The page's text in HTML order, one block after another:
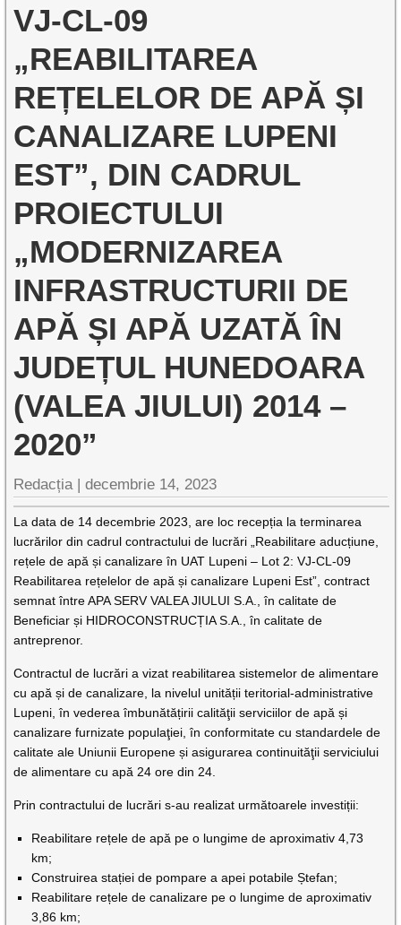
VJ-CL-09
„REABILITAREA
REȚELELOR DE APĂ ȘI
CANALIZARE LUPENI
EST”, DIN CADRUL
PROIECTULUI
„MODERNIZAREA
INFRASTRUCTURII DE
APĂ ȘI APĂ UZATĂ ÎN
JUDEȚUL HUNEDOARA
(VALEA JIULUI) 2014 –
2020”
Redacția |decembrie 14, 2023
La data de 14 decembrie 2023, are loc recepția la terminarea
lucrărilor din cadrul contractului de lucrări „Reabilitare aducțiune,
rețele de apă și canalizare în UAT Lupeni – Lot 2: VJ-CL-09
Reabilitarea rețelelor de apă și canalizare Lupeni Est”, contract
semnat între APA SERV VALEA JIULUI S.A., în calitate de
Beneficiar și HIDROCONSTRUCȚIA S.A., în calitate de
antreprenor.
Contractul de lucrări a vizat reabilitarea sistemelor de alimentare
cu apă și de canalizare, la nivelul unității teritorial-administrative
Lupeni, în vederea îmbunătățirii calităţii serviciilor de apă și
canalizare furnizate populaţiei, în conformitate cu standardele de
calitate ale Uniunii Europene și asigurarea continuităţii serviciului
de alimentare cu apă 24 ore din 24.
Prin contractului de lucrări s-au realizat următoarele investiții:
Reabilitare rețele de apă pe o lungime de aproximativ 4,73
km;
Construirea stației de pompare a apei potabile Ștefan;
Reabilitare rețele de canalizare pe o lungime de aproximativ
3,86 km;